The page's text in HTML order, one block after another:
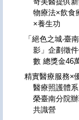
物療法×飲食
×養生功
「絕色之城‧臺
影」企劃徵件
數 總獎金46
精實醫療服務×
醫療照護體
榮臺南分院
共識營